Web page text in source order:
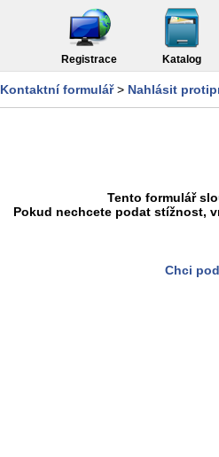
Registrace Katalog
Kontaktní formulář> Nahlásit
Tento formulář
Pokud nechcete podat stížnost,
Chci